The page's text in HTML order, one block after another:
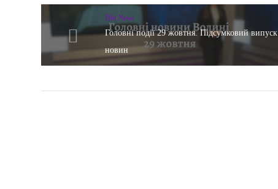
Hot News
Головні події 29 жовтня. Підсумковий випуск
новин